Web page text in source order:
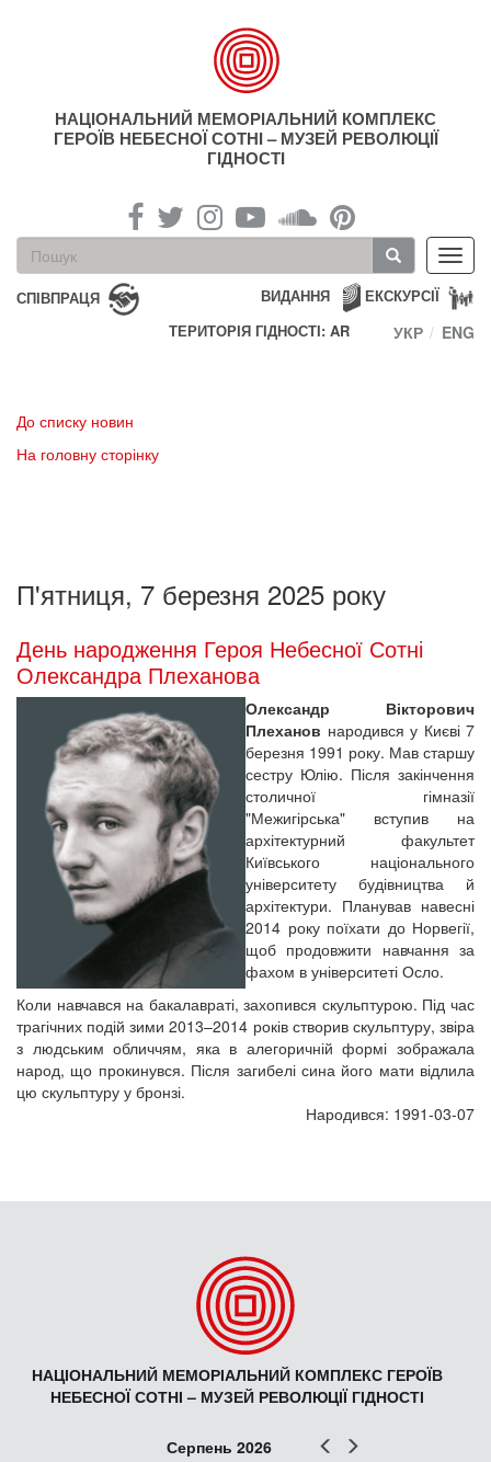
НАЦІОНАЛЬНИЙ МЕМОРІАЛЬНИЙ КОМПЛЕКС
ГЕРОЇВ НЕБЕСНОЇ СОТНІ – МУЗЕЙ РЕВОЛЮЦІЇ
ГІДНОСТІ
Пошукова
форма
Пошук
СПІВПРАЦЯ ЕКСКУРСІЇ
ВИДАННЯ
ТЕРИТОРІЯ ГІДНОСТІ: AR
УКР ENG
До списку новин
На головну сторінку
П'ятниця, 7 березня 2025 року
День народження Героя Небесної Сотні
Олександра Плеханова
Олександр Вікторович
Плеханов народився у Києві 7
березня 1991 року. Мав старшу
сестру Юлію. Після закінчення
столичної гімназії
"Межигірська" вступив на
архітектурний факультет
Київського національного
університету будівництва й
архітектури. Планував навесні
2014 року поїхати до Норвегії,
щоб продовжити навчання за
фахом в університеті Осло.
Коли навчався на бакалавраті, захопився скульптурою. Під час
трагічних подій зими 2013–2014 років створив скульптуру, звіра
з людським обличчям, яка в алегоричній формі зображала
народ, що прокинувся. Після загибелі сина його мати відлила
цю скульптуру у бронзі.
Народився: 1991-03-07
НАЦІОНАЛЬНИЙ МЕМОРІАЛЬНИЙ КОМПЛЕКС ГЕРОЇВ
НЕБЕСНОЇ СОТНІ – МУЗЕЙ РЕВОЛЮЦІЇ ГІДНОСТІ
Попер
Серпень 2026